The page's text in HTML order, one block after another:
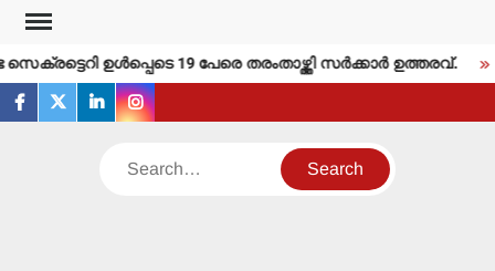
Skip
content
ഉള്‍പ്പെടെ 19 പേരെ തരംതാഴ്ത്തി സര്‍ക്കാര്‍ ഉത്തരവ്.
facebook
twitterlinkedininstagram
Search